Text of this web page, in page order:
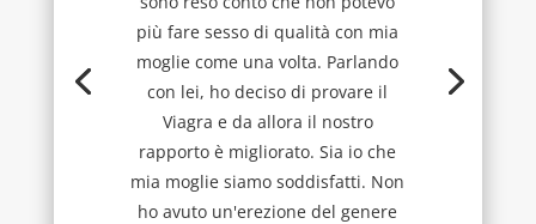
più fare sesso di qualità con mia
moglie come una volta. Parlando
con lei, ho deciso di provare il
Viagra e da allora il nostro
rapporto è migliorato. Sia io che
mia moglie siamo soddisfatti. Non
ho avuto un'erezione del genere